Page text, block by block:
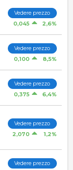
Vedere prezzo
0,045
2,6%
Vedere prezzo
0,100
8,5%
Vedere prezzo
0,375
6,4%
Vedere prezzo
2,070
1,2%
Vedere prezzo